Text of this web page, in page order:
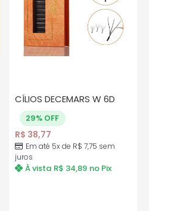
CÍLIOS DECEMARS W 6D
29% OFF
R$ 38,77
Em até 5x de R$ 7,75 sem
juros
À vista R$ 34,89 no Pix